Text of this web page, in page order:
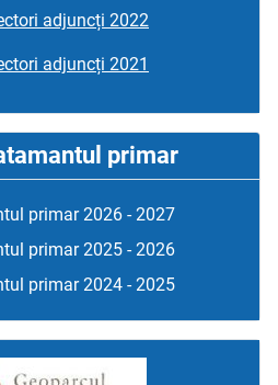
adjuncți 2022
adjuncți 2021
primar
primar 2026 - 2027
primar 2025 - 2026
primar 2024 - 2025